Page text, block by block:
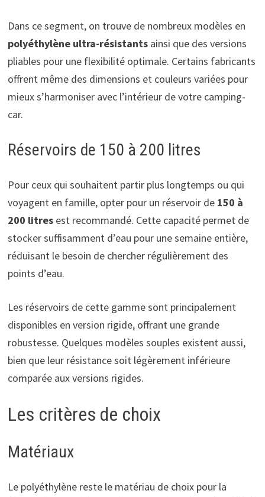
Dans ce segment, on trouve de nombreux modèles en
polyéthylène ultra-résistantsainsi que des versions
pliables pour une flexibilité optimale. Certains fabricants
offrent même des dimensions et couleurs variées pour
mieux s’harmoniser avec l’intérieur de votre camping-
car.
Réservoirs de 150 à 200 litres
Pour ceux qui souhaitent partir plus longtemps ou qui
voyagent en famille, opter pour un réservoir de 150 à
200 litresest recommandé. Cette capacité permet de
stocker suffisamment d’eau pour une semaine entière,
réduisant le besoin de chercher régulièrement des
points d’eau.
Les réservoirs de cette gamme sont principalement
disponibles en version rigide, offrant une grande
robustesse. Quelques modèles souples existent aussi,
bien que leur résistance soit légèrement inférieure
comparée aux versions rigides.
Les critères de choix
Matériaux
Le polyéthylène reste le matériau de choix pour la